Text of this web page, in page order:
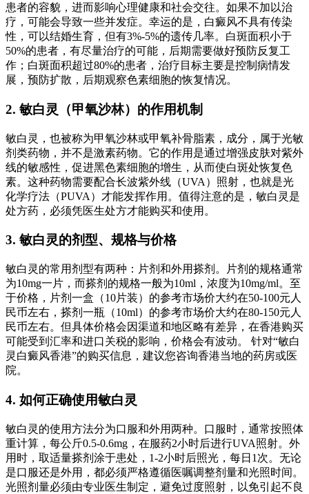
患者的容貌，进而影响心理健康和社会交往。如果不加以治
疗，可能会导致一些并发症。幸运的是，白癜风不具有传染
性，可以结婚生育，但有3%-5%的遗传几率。白斑面积小于
50%的患者，有尽量治疗的可能，后期需要做好预防反复工
作；白斑面积超过80%的患者，治疗目标主要是控制病情发
展，预防扩散，后期观察色素细胞的恢复情况。
2. 敏白灵（甲氧沙林）的作用机制
敏白灵，也被称为甲氧沙林或甲氧补骨脂素，成分，属于光敏
剂类药物，并不是激素药物。它的作用是通过增强皮肤对紫外
线的敏感性，促进黑色素细胞的增生，从而使白斑处恢复色
素。这种药物需要配合长波紫外线（UVA）照射，也就是光
化学疗法（PUVA）才能发挥作用。值得注意的是，敏白灵是
处方药，必须凭医生处方才能购买和使用。
3. 敏白灵的剂型、规格与价格
敏白灵的常用剂型有两种：片剂和外用搽剂。片剂的规格通常
为10mg一片，而搽剂的规格一般为10ml，浓度为10mg/ml。至
于价格，片剂一盒（10片装）的参考市场价大约在50-100元人
民币左右，搽剂一瓶（10ml）的参考市场价大约在80-150元人
民币左右。但具体价格会因渠道和地区略有差异，在香港购买
可能受到汇率和进口关税的影响，价格会有波动。 针对“敏白
灵白癜风香港”的购买信息，建议您咨询香港当地的药房或医
院。
4. 如何正确使用敏白灵
敏白灵的使用方法分为口服和外用两种。口服时，通常按照体
重计算，每公斤0.5-0.6mg，在服药2小时后进行UVA照射。外
用时，取适量搽剂涂于患处，1-2小时后照光，每日1次。无论
是口服还是外用，都必须严格遵循医嘱调整剂量和光照时间。
光照剂量必须由专业医生制定，避免过度照射，以免引起不良